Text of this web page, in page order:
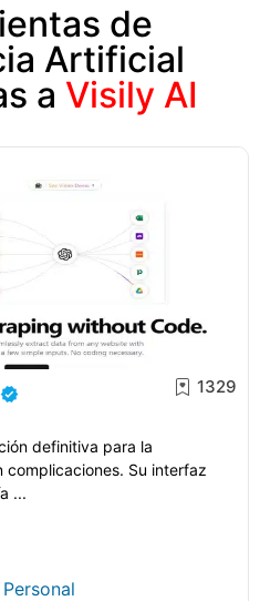
de
Artificial
a Visily AI
1329
definitiva para la
Su interfaz
...